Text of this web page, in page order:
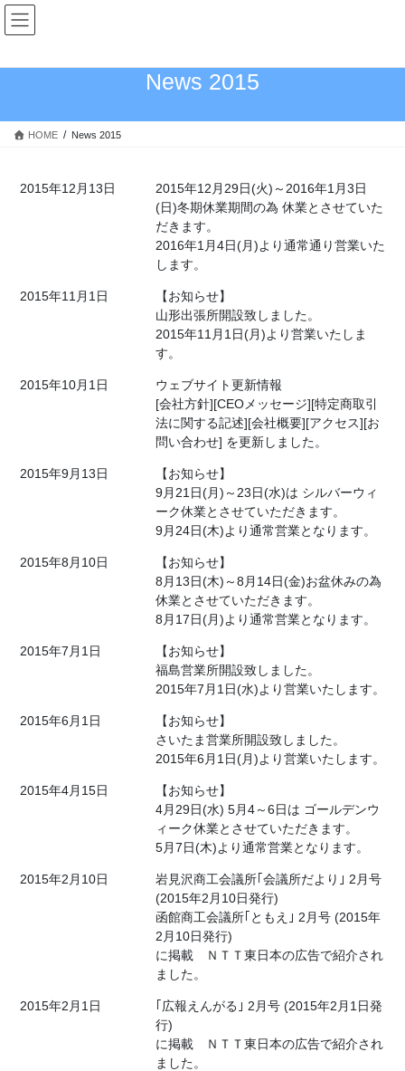
コ
ン
ン
ス
ナ
ビ
ー
ン
News 2015
HOME News 2015
2015年12月13日
2015年12月29日(火)～2016年1月3日
(日)冬期休業期間の為 休業とさせていた
だきます。
2016年1月4日(月)より通常通り営業いた
します。
2015年11月1日
【お知らせ】
山形出張所開設致しました。
2015年11月1日(月)より営業いたしま
す。
2015年10月1日
ウェブサイト更新情報
[会社方針][CEOメッセージ][特定商取引
法に関する記述][会社概要][アクセス][お
問い合わせ] を更新しました。
2015年9月13日
【お知らせ】
9月21日(月)～23日(水)は シルバーウィ
ーク休業とさせていただきます。
9月24日(木)より通常営業となります。
2015年8月10日
【お知らせ】
8月13日(木)～8月14日(金)お盆休みの為
休業とさせていただきます。
8月17日(月)より通常営業となります。
2015年7月1日
【お知らせ】
福島営業所開設致しました。
2015年7月1日(水)より営業いたします。
2015年6月1日
【お知らせ】
さいたま営業所開設致しました。
2015年6月1日(月)より営業いたします。
2015年4月15日
【お知らせ】
4月29日(水) 5月4～6日は ゴールデンウ
ィーク休業とさせていただきます。
5月7日(木)より通常営業となります。
2015年2月10日
岩見沢商工会議所｢会議所だより｣ 2月号
(2015年2月10日発行)
函館商工会議所｢ともえ｣ 2月号 (2015年
2月10日発行)
に掲載 ＮＴＴ東日本の広告で紹介され
ました。
2015年2月1日
｢広報えんがる｣ 2月号 (2015年2月1日発
行)
に掲載 ＮＴＴ東日本の広告で紹介され
ました。